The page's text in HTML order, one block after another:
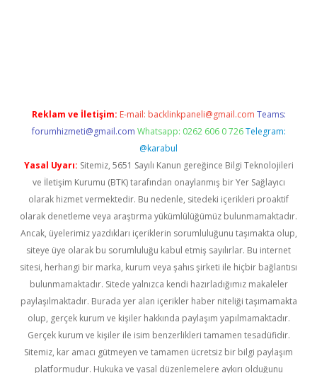
Reklam ve İletişim: E-mail: backlinkpaneli@gmail.com Teams:
forumhizmeti@gmail.com Whatsapp: 0262 606 0 726 Telegram:
@karabul
Yasal Uyarı: Sitemiz, 5651 Sayılı Kanun gereğince Bilgi Teknolojileri
ve İletişim Kurumu (BTK) tarafından onaylanmış bir Yer Sağlayıcı
olarak hizmet vermektedir. Bu nedenle, sitedeki içerikleri proaktif
olarak denetleme veya araştırma yükümlülüğümüz bulunmamaktadır.
Ancak, üyelerimiz yazdıkları içeriklerin sorumluluğunu taşımakta olup,
siteye üye olarak bu sorumluluğu kabul etmiş sayılırlar. Bu internet
sitesi, herhangi bir marka, kurum veya şahıs şirketi ile hiçbir bağlantısı
bulunmamaktadır. Sitede yalnızca kendi hazırladığımız makaleler
paylaşılmaktadır. Burada yer alan içerikler haber niteliği taşımamakta
olup, gerçek kurum ve kişiler hakkında paylaşım yapılmamaktadır.
Gerçek kurum ve kişiler ile isim benzerlikleri tamamen tesadüfidir.
Sitemiz, kar amacı gütmeyen ve tamamen ücretsiz bir bilgi paylaşım
platformudur. Hukuka ve yasal düzenlemelere aykırı olduğunu